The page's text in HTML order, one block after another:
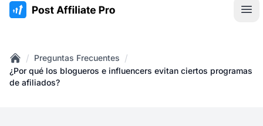
:site.title
Home
/ Preguntas Frecuentes /
¿Por qué los blogueros e influencers evitan ciertos programas
de afiliados?